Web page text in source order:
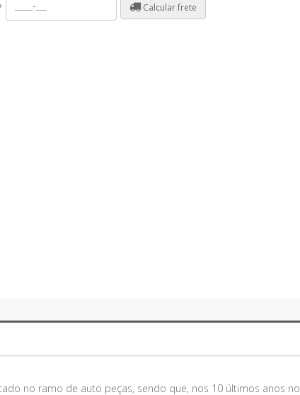
Calcular frete
no ramo de auto peças, sendo que, nos 10 últimos anos